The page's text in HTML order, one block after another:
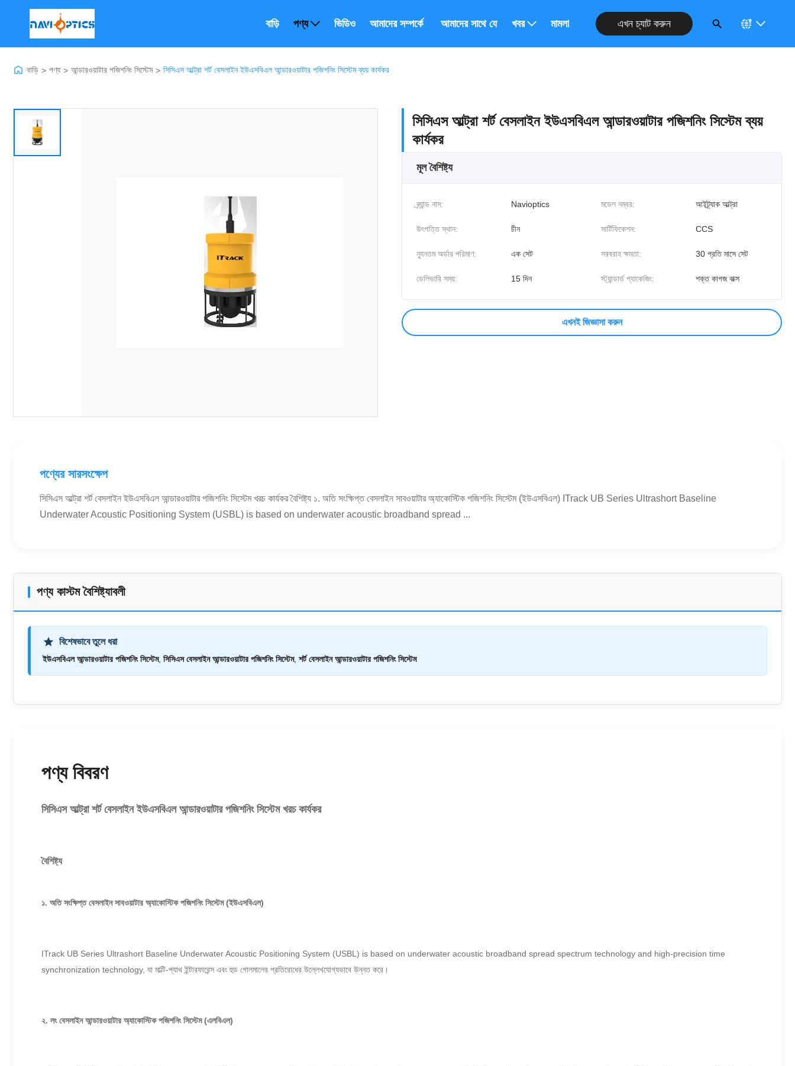
বাড়ি পণ্য ভিডিও আমাদের সম্পর্কে আমাদের সাথে যোগাযোগ করুন
খবর মামলা এখন চ্যাট করুন
বাড়ি > পণ্য > আন্ডারওয়াটার পজিশনিং সিস্টেম > সিসিএস আল্ট্রা শর্ট বেসলাইন ইউএসবিএল আন্ডারওয়াটার পজিশনিং সিস্টেম ব্যয় কার্যকর
সিসিএস আল্ট্রা শর্ট বেসলাইন ইউএসবিএল আন্ডারওয়াটার পজিশনিং সিস্টেম ব্যয়
কার্যকর
মূল বৈশিষ্ট্য
ব্র্যান্ড নাম: Navioptics মডেল নম্বর: আইট্র্যাক আল্ট্রা
উৎপত্তি স্থান: চীন সার্টিফিকেশন: CCS
ন্যূনতম অর্ডার পরিমাণ: এক সেট সরবরাহ ক্ষমতা: 30 প্রতি মাসে সেট
ডেলিভারি সময়: 15 দিন স্ট্যান্ডার্ড প্যাকেজিং: শক্ত কাগজ বাক্স
এখনই জিজ্ঞাসা করুন
পণ্যের সারসংক্ষেপ
সিসিএস আল্ট্রা শর্ট বেসলাইন ইউএসবিএল আন্ডারওয়াটার পজিশনিং সিস্টেম খরচ কার্যকর বৈশিষ্ট্য ১. অতি সংক্ষিপ্ত বেসলাইন সাবওয়াটার অ্যাকোস্টিক পজিশনিং সিস্টেম (ইউএসবিএল) ITrack UB Series Ultrashort Baseline
Underwater Acoustic Positioning System (USBL) is based on underwater acoustic broadband spread ...
পণ্য কাস্টম বৈশিষ্ট্যাবলী
বিশেষভাবে তুলে ধরা
ইউএসবিএল আন্ডারওয়াটার পজিশনিং সিস্টেম, সিসিএস বেসলাইন আন্ডারওয়াটার পজিশনিং সিস্টেম, শর্ট বেসলাইন আন্ডারওয়াটার পজিশনিং সিস্টেম
পণ্য বিবরণ
সিসিএস আল্ট্রা শর্ট বেসলাইন ইউএসবিএল আন্ডারওয়াটার পজিশনিং সিস্টেম খরচ কার্যকর
বৈশিষ্ট্য
১. অতি সংক্ষিপ্ত বেসলাইন সাবওয়াটার অ্যাকোস্টিক পজিশনিং সিস্টেম (ইউএসবিএল)
ITrack UB Series Ultrashort Baseline Underwater Acoustic Positioning System (USBL) is based on underwater acoustic broadband spread spectrum technology and high-precision time
synchronization technology, যা মাল্টি-প্যাথ ইন্টারফারেন্স এবং হুড গোলমালের প্রতিরোধের উল্লেখযোগ্যভাবে উন্নত করে।
২. লং বেসলাইন আন্ডারওয়াটার অ্যাকোস্টিক পজিশনিং সিস্টেম (এলবিএল)